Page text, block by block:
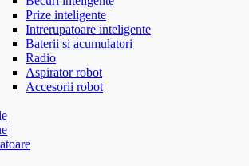
Prize inteligente
Intrerupatoare inteligente
Baterii si acumulatori
Radio
Aspirator robot
Accesorii robot